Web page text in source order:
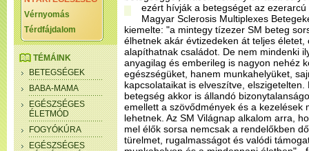
Vérnyomás
Térdfájdalom
TÉMÁINK
BETEGSÉGEK
BABA-MAMA
EGÉSZSÉGES
ÉLETMÓD
FOGYÓKÚRA
EGÉSZSÉGES
ezért hívják a betegséget az
Magyar Sclerosis Multiplexes
kiemelte: "a mintegy tízezer SM beteg
élhetnek akár évtizedeken át teljes
alapíthatnak családot. De nem mindenki
anyagilag és emberileg is nagyon nehéz
egészségüket, hanem munkahelyüket,
kapcsolataikat is elveszítve,
betegség akkor is állandó
emellett a szövődmények és a kezelések
lehetnek. Az SM Világnap alkalom arra,
mel élők sorsa nemcsak a rendelőkben
türelmet, rugalmasságot és valódi